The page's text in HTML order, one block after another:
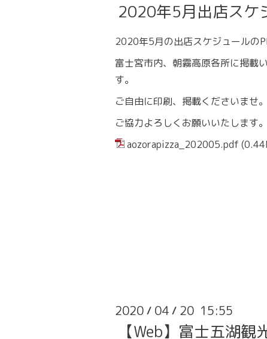
2020年5月出店スケ
2020年5月の出店スケジュールの
富士宮市内、朝霧高原各所に掲載
す。
ご自由に印刷、掲載くださいませ。
ご協力よろしくお願いいたします。
aozorapizza_202005.pdf
2020 / 04 / 20 15:55
【Web】富士五湖